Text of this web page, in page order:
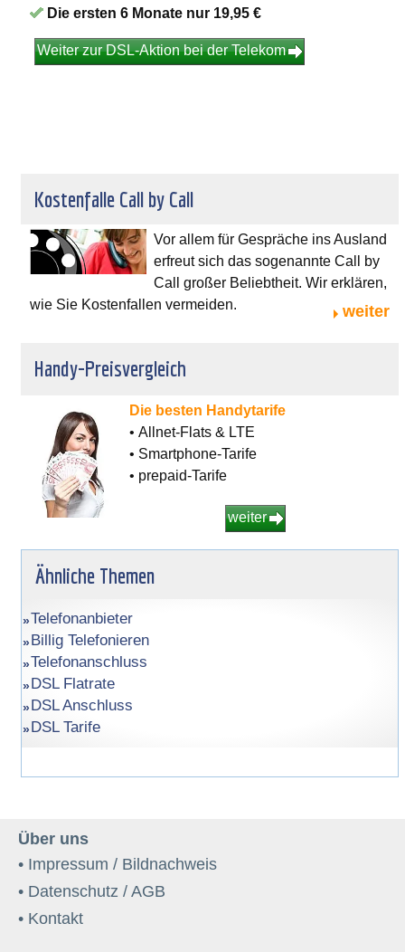
Die ersten 6 Monate nur 19,95 €
Weiter zur DSL-Aktion bei der Telekom
Kostenfalle Call by Call
Vor allem für Gespräche ins Ausland
erfreut sich das sogenannte Call by
Call großer Beliebtheit. Wir erklären,
wie Sie Kostenfallen vermeiden.
weiter
Handy-Preisvergleich
Die besten Handytarife
• Allnet-Flats & LTE
• Smartphone-Tarife
• prepaid-Tarife
weiter
Ähnliche Themen
Telefonanbieter
Billig Telefonieren
Telefonanschluss
DSL Flatrate
DSL Anschluss
DSL Tarife
Über uns
• Impressum / Bildnachweis
• Datenschutz / AGB
• Kontakt